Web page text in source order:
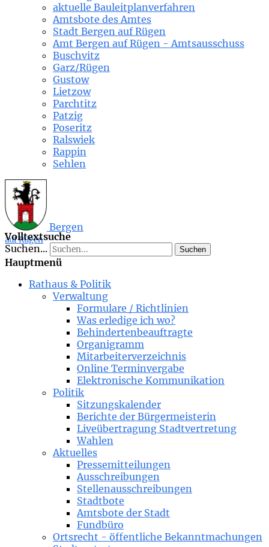
aktuelle Bauleitplanverfahren
Amtsbote des Amtes
Stadt Bergen auf Rügen
Amt Bergen auf Rügen - Amtsausschuss
Buschvitz
Garz/Rügen
Gustow
Lietzow
Parchtitz
Patzig
Poseritz
Ralswiek
Rappin
Sehlen
Bergen
auf Rügen
Volltextsuche
Suchen...
Suchen
Hauptmenü
Rathaus & Politik
Verwaltung
Formulare / Richtlinien
Was erledige ich wo?
Behindertenbeauftragte
Organigramm
Mitarbeiterverzeichnis
Online Terminvergabe
Elektronische Kommunikation
Politik
Sitzungskalender
Berichte der Bürgermeisterin
Liveübertragung Stadtvertretung
Wahlen
Aktuelles
Pressemitteilungen
Ausschreibungen
Stellenausschreibungen
Stadtbote
Amtsbote der Stadt
Fundbüro
Ortsrecht - öffentliche Bekanntmachungen